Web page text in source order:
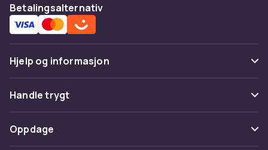
Betalingsalternativ
Hjelp og informasjon
Vanlige spørsmål
Spor pakke
Angre & returner her
Handle trygt
Betaling
Oppdage